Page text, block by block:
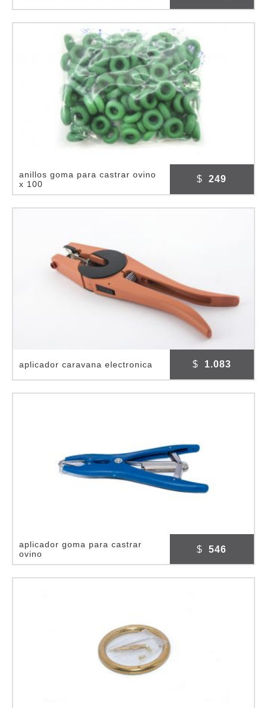
anillos goma para castrar ovino
x 100
$ 249
aplicador caravana electronica $ 1.083
aplicador goma para castrar
ovino
$ 546